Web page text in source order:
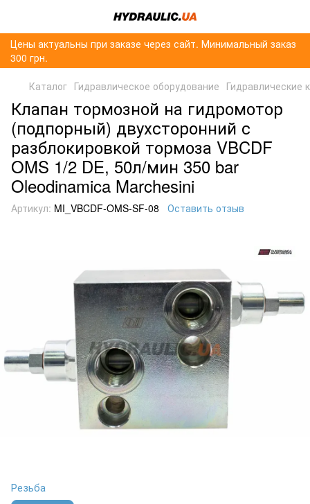
Цены актуальны при заказе через сайт. Минимальный заказ
300 грн.
Каталог Гидравлическое оборудование Гидравлические
Клапан тормозной на гидромотор
(подпорный) двухсторонний с
разблокировкой тормоза VBCDF
OMS 1/2 DE, 50л/мин 350 bar
Oleodinamica Marchesini
Артикул: MI_VBCDF-OMS-SF-08 Оставить отзыв
Резьба